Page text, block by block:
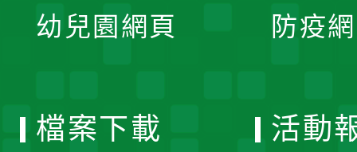
幼兒園網頁 防疫
檔案下載 活動